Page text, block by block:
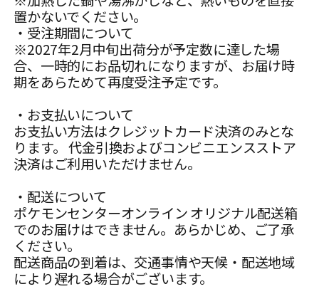
置かないでください。
・受注期間について
※2027年2月中旬出荷分が予定数に達した場
合、一時的にお品切れになりますが、お届け時
期をあらためて再度受注予定です。
・お支払いについて
お支払い方法はクレジットカード決済のみとな
ります。 代金引換およびコンビニエンスストア
決済はご利用いただけません。
・配送について
ポケモンセンターオンライン オリジナル配送箱
でのお届けはできません。あらかじめ、ご了承
ください。
配送商品の到着は、交通事情や天候・配送地域
により遅れる場合がございます。